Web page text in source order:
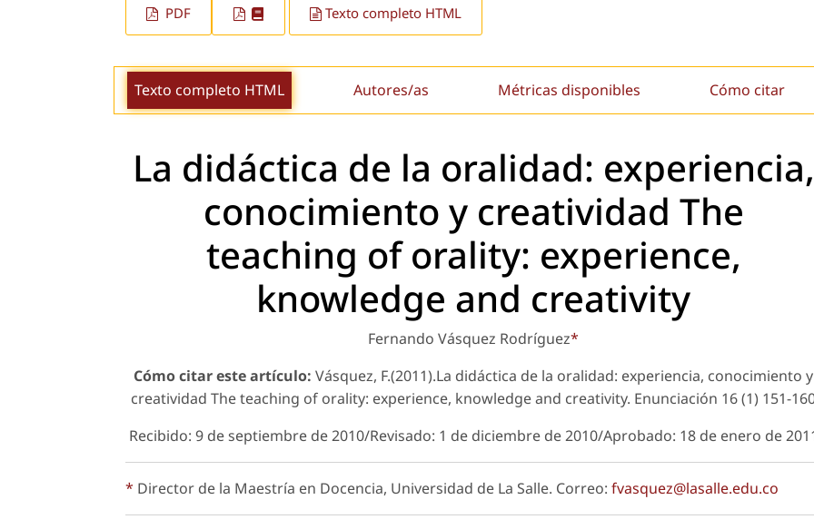
PDF Texto completo HTML
Texto completo HTML Autores/as Métricas disponibles Cómo citar
La didáctica de la oralidad: experiencia,
conocimiento y creatividad The
teaching of orality: experience,
knowledge and creativity
Fernando Vásquez Rodríguez*
Cómo citar este artículo: Vásquez, F.(2011).La didáctica de la oralidad: experiencia, conocimiento y
creatividad The teaching of orality: experience, knowledge and creativity. Enunciación 16 (1) 151-
Recibido: 9 de septiembre de 2010/Revisado: 1 de diciembre de 2010/Aprobado: 18 de enero de
* Director de la Maestría en Docencia, Universidad de La Salle. Correo: fvasquez@lasalle.edu.co